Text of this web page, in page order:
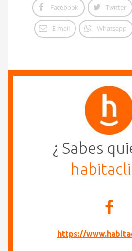
Facebook Twitter
E-mail Whatsapp
¿ Sabes
https://